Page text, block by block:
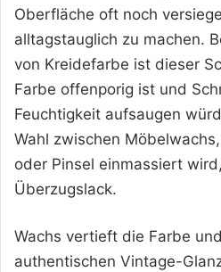
Oberfläche oft noch
alltagstauglich zu machen.
von Kreidefarbe ist dieser
Farbe offenporig ist und
Feuchtigkeit aufsaugen
Wahl zwischen
oder Pinsel einmassiert
Überzugslack.
Wachs vertieft die Farbe
authentischen Vintage-